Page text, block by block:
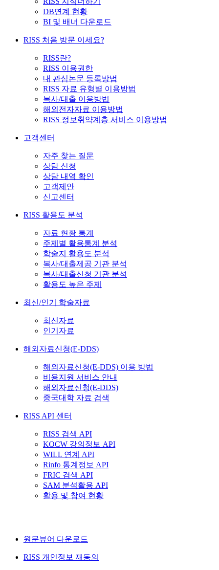
DB연계 현황
BI 및 배너 다운로드
RISS 처음 방문 이세요?
RISS란?
RISS 이용권한
내 관심논문 등록방법
RISS 자료 유형별 이용방법
복사/대출 이용방법
해외전자자료 이용방법
RISS 정보취약계층 서비스 이용방법
고객센터
자주 찾는 질문
상담 신청
상담 내역 확인
고객제안
신고센터
RISS 활용도 분석
자료 현황 통계
주제별 활용통계 분석
학술지 활용도 분석
복사/대출제공 기관 분석
복사/대출신청 기관 분석
활용도 높은 주제
최신/인기 학술자료
최신자료
인기자료
해외자료신청(E-DDS)
해외자료신청(E-DDS) 이용 방법
비용지원 서비스 안내
해외자료신청(E-DDS)
중국대학 자료 검색
RISS API 센터
RISS 검색 API
KOCW 강의정보 API
WILL 연계 API
Rinfo 통계정보 API
FRIC 검색 API
SAM 분석활용 API
활용 및 참여 현황
원문뷰어 다운로드
RISS 개인정보 재동의